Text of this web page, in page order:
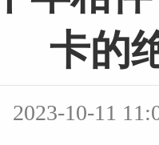
卡的
2023-10-11